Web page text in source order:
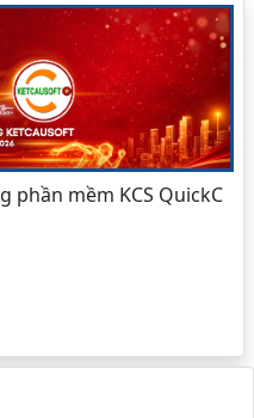
phần mềm KCS QuickC